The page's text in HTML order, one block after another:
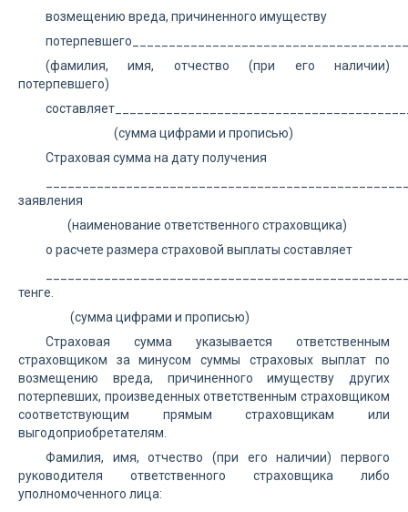
возмещению вреда, причиненного имуществу
(фамилия, имя, отчество (при его наличии)
потерпевшего)
(сумма цифрами и прописью)
Страховая сумма на дату получения
заявления
(наименование ответственного страховщика)
о расчете размера страховой выплаты составляет
тенге.
(сумма цифрами и прописью)
Страховая сумма указывается ответственным
страховщиком за минусом суммы страховых выплат по
возмещению вреда, причиненного имуществу других
потерпевших, произведенных ответственным страховщиком
соответствующим прямым страховщикам или
выгодоприобретателям.
Фамилия, имя, отчество (при его наличии) первого
руководителя ответственного страховщика либо
уполномоченного лица: